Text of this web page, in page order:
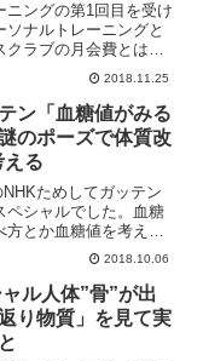
ニングの第1回目を受け
ソナルトレーニングと
クラブの月会費とは別
トレーナーに個人レッ
です。60分のレッスン
相場のようですが、カ
とかになると1回何万円
もあるようです。
2018.11.25
ン「血糖値がみる
のポーズで体質改
る
ためしてガッテン
ペシャルでした。血糖
とか血糖値を考えた
と思いきや、筋トレの
2018.10.06
ル人体”骨”が出
り物質」を見て実